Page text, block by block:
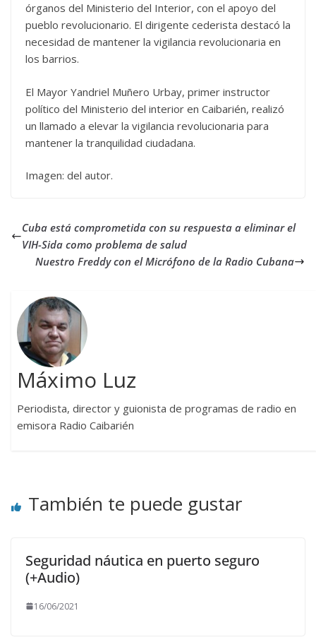
órganos del Ministerio del Interior, con el apoyo del
pueblo revolucionario. El dirigente cederista destacó la
necesidad de mantener la vigilancia revolucionaria en
los barrios.
El Mayor Yandriel Muñero Urbay, primer instructor
político del Ministerio del interior en Caibarién, realizó
un llamado a elevar la vigilancia revolucionaria para
mantener la tranquilidad ciudadana.
Imagen: del autor.
Cuba está comprometida con su respuesta a eliminar el
VIH-Sida como problema de salud
Nuestro Freddy con el Micrófono de la Radio Cubana
Máximo Luz
Periodista, director y guionista de programas de radio en
emisora Radio Caibarién
También te puede gustar
Seguridad náutica en puerto seguro
(+Audio)
16/06/2021